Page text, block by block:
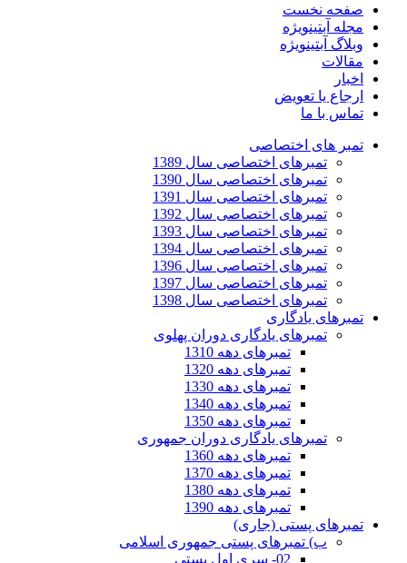
صفحه نخست
مجله آبتینویژه
وبلاگ آبتینویژه
مقالات
اخبار
ارجاع یا تعویض
تماس با ما
تمبر های اختصاصی
تمبرهای اختصاصی سال 1389
تمبرهای اختصاصی سال 1390
تمبرهای اختصاصی سال 1391
تمبرهای اختصاصی سال 1392
تمبرهای اختصاصی سال 1393
تمبرهای اختصاصی سال 1394
تمبرهای اختصاصی سال 1396
تمبرهای اختصاصی سال 1397
تمبرهای اختصاصی سال 1398
تمبرهای یادگاری
تمبرهای یادگاری دوران پهلوی
تمبرهای دهه 1310
تمبرهای دهه 1320
تمبرهای دهه 1330
تمبرهای دهه 1340
تمبرهای دهه 1350
تمبرهای یادگاری دوران جمهوری
تمبرهای دهه 1360
تمبرهای دهه 1370
تمبرهای دهه 1380
تمبرهای دهه 1390
تمبرهای پستی (جاری)
ب) تمبرهای پستی جمهوری اسلامی
02- سری اول پستی